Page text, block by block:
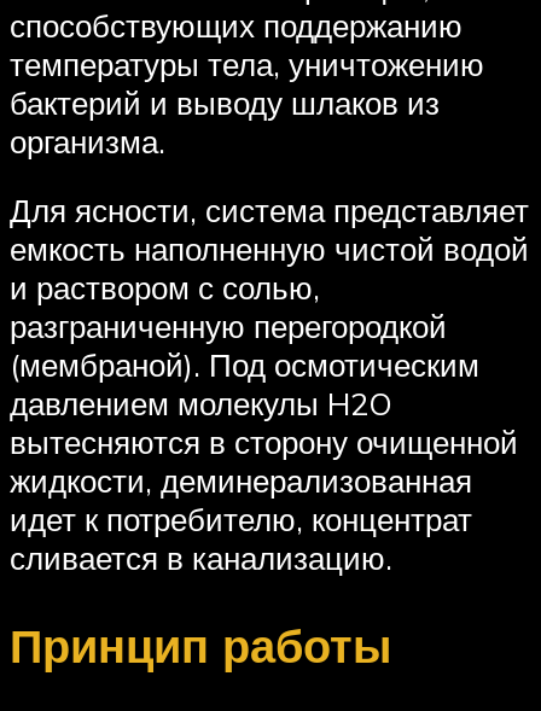
способствующих поддержанию
температуры тела, уничтожению
бактерий и выводу шлаков из
организма.
Для ясности, система представляет
емкость наполненную чистой водой
и раствором с солью,
разграниченную перегородкой
(мембраной). Под осмотическим
давлением молекулы H2O
вытесняются в сторону очищенной
жидкости, деминерализованная
идет к потребителю, концентрат
сливается в канализацию.
Принцип работы